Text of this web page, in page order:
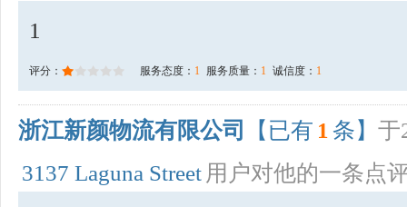
1
评分： 服务态度： 1 服务质量： 1 诚信度： 1
浙江新颜物流有限公司 【已有 1 条】 于
3137 Laguna Street 用户对他的一条点